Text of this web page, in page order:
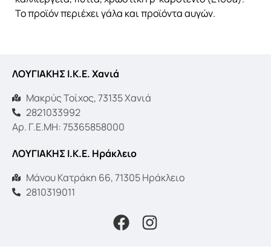
Το προϊόν περιέχει γάλα και προϊόντα αυγών.
ΛΟΥΓΙΑΚΗΣ Ι.Κ.Ε. Χανιά
Μακρύς Τοίχος, 73135 Χανιά
2821033992
Αρ. Γ.Ε.ΜΗ: 75365858000
ΛΟΥΓΙΑΚΗΣ Ι.Κ.Ε. Ηράκλειο
Μάνου Κατράκη 66, 71305 Ηράκλειο
2810319011